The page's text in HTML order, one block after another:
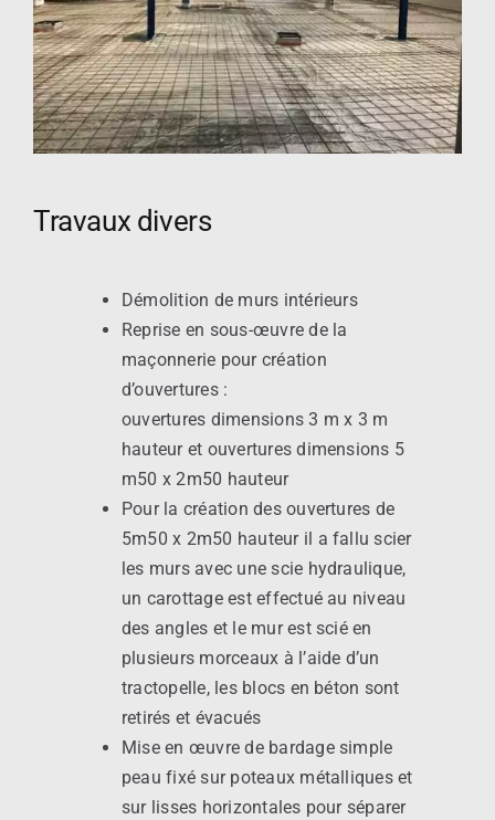
Travaux divers
Démolition de murs intérieurs
Reprise en sous-œuvre de la
maçonnerie pour création
d’ouvertures :
ouvertures dimensions 3 m x 3 m
hauteur et ouvertures dimensions 5
m50 x 2m50 hauteur
Pour la création des ouvertures de
5m50 x 2m50 hauteur il a fallu scier
les murs avec une scie hydraulique,
un carottage est effectué au niveau
des angles et le mur est scié en
plusieurs morceaux à l’aide d’un
tractopelle, les blocs en béton sont
retirés et évacués
Mise en œuvre de bardage simple
peau fixé sur poteaux métalliques et
sur lisses horizontales pour séparer